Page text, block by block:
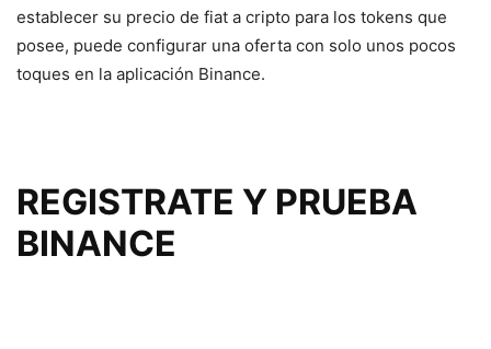
establecer su precio de fiat a cripto para los tokens que
posee, puede configurar una oferta con solo unos pocos
toques en la aplicación Binance.
REGISTRATE Y PRUEBA
BINANCE